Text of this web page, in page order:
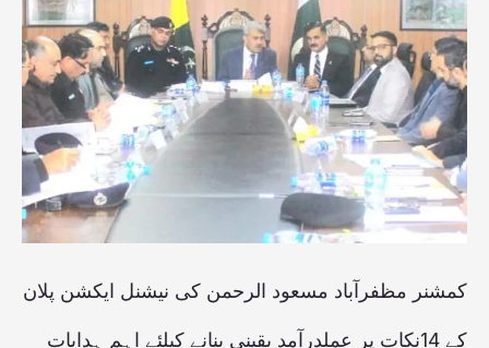
کمشنر مظفرآباد مسعود الرحمن کی نیشنل ایکشن پلان
کے 14نکات پر عملدرآمد یقینی بنانے کیلئے اہم ہدایات
مظفرآباد
مسعود
الرحمن
کی
نیشنل
ایکشن
کے